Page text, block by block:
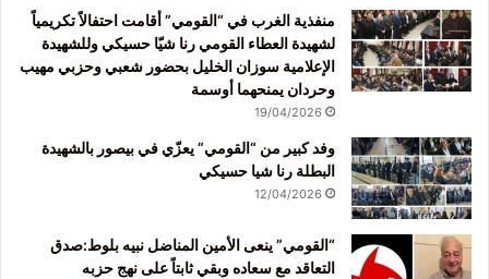
منفذية الغرب في “القومي” أقامت احتفالاً تكريمياً
لشهيدة العطاء القومي رنا شيّا حسيكي وللشهيدة
الإعلامية سوزان الخليل بحضور شعبي وحزبي مهيب
وحردان يمنحهما أوسمة
19/04/2026
وفد كبير من “القومي” يعزّي في بيصور بالشهيدة
البطلة رنا شيا حسيكي
12/04/2026
“القومي” ينعى الأمين المناضل نبيه بلوط:صدق
التعاقد مع سعاده وبقي ثابتاً على نهج حزبه